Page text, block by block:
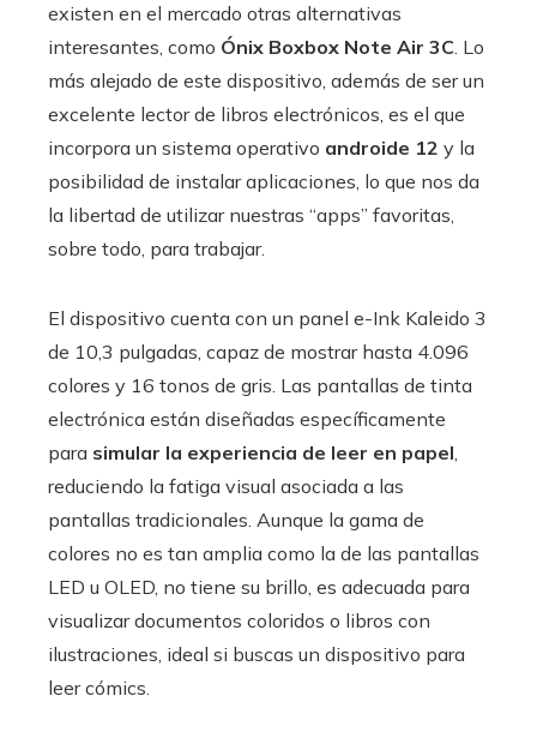
existen en el mercado otras alternativas
interesantes, como Ónix Boxbox Note Air 3C. Lo
más alejado de este dispositivo, además de ser un
excelente lector de libros electrónicos, es el que
incorpora un sistema operativo androide 12 y la
posibilidad de instalar aplicaciones, lo que nos da
la libertad de utilizar nuestras “apps” favoritas,
sobre todo, para trabajar.
El dispositivo cuenta con un panel e-Ink Kaleido 3
de 10,3 pulgadas, capaz de mostrar hasta 4.096
colores y 16 tonos de gris. Las pantallas de tinta
electrónica están diseñadas específicamente
para simular la experiencia de leer en papel,
reduciendo la fatiga visual asociada a las
pantallas tradicionales. Aunque la gama de
colores no es tan amplia como la de las pantallas
LED u OLED, no tiene su brillo, es adecuada para
visualizar documentos coloridos o libros con
ilustraciones, ideal si buscas un dispositivo para
leer cómics.